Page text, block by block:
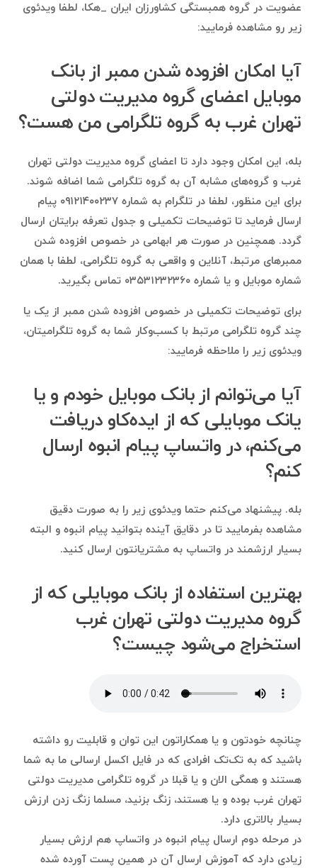
عضویت در گروه همبستگی کشاورزان ایران _هکا، لطفا ویدئوی
زیر رو مشاهده فرمایید:
آیا امکان افزوده شدن ممبر از بانک
موبایل اعضای گروه مدیریت دولتی
تهران غرب به گروه تلگرامی من هست؟
بله، این امکان وجود دارد تا اعضای گروه مدیریت دولتی تهران
غرب و گروه‌های مشابه آن به گروه تلگرامی شما اضافه شوند.
برای این منظور، لطفا در تلگرام به شماره ۰۹۱۲۱۴۰۰۲۳۷ پیام
ارسال فرماید تا توضیحات تکمیلی و جدول تعرفه برایتان ارسال
گردد. همچنین در صورت هر ابهامی در خصوص افزوده شدن
ممبرهای مرتبط، آنلاین و واقعی به گروه تلگرامی، لطفا با همان
شماره موبایل و یا شماره ۰۳۵۳۱۲۳۲۳۶۰ تماس بگیرید.
برای توضیحات تکمیلی در خصوص افزوده شدن ممبر از یک یا
چند گروه تلگرامی مرتبط با کسب‌وکار شما به گروه تلگرامیتان،
ویدئوی زیر را ملاحظه فرمایید:
آیا می‌توانم از بانک موبایل خودم و یا
یانک موبایلی که از ایده‌کاو دریافت
می‌کنم، در واتساپ پیام انبوه ارسال
کنم؟
بله. پیشنهاد می‌کنم حتما ویدئوی زیر را به صورت دقیق
مشاهده بفرمایید تا در دقایق آینده بتوانید پیام انبوه و البته
بسیار ارزشمند در واتساپ به مشتریانتون ارسال کنید.
بهترین استفاده‌ از بانک موبایلی که از
گروه مدیریت دولتی تهران غرب
استخراج می‌شود چیست؟
چنانچه خودتون و یا همکاراتون این توان و قابلیت رو داشته
باشید که به تک‌تک افرادی که در فایل اکسل ارسالی ما به شما
هستند و همگی الان و یا قبلا در گروه تلگرامی مدیریت دولتی
تهران غرب بوده و یا هستند، زنگ بزنید، مسلما زنگ زدن ارزش
بسیار بالاتری دارد.
در مرحله دوم ارسال پیام انبوه در واتساپ هم ارزش بسیار
زیادی دارد که آموزش ارسال آن در همین پست آورده شده